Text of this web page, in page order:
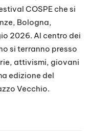
COSPE che si
Bologna,
2026. Al centro dei
si terranno presso
attivismi, giovani
edizione del
Vecchio.